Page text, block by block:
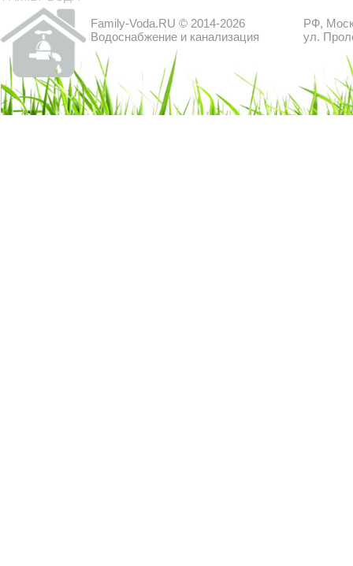
Family-Voda.RU © 2014-2026
Водоснабжение и канализация
РФ,
ул.